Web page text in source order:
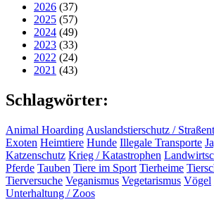
2026 (37)
2025 (57)
2024 (49)
2023 (33)
2022 (24)
2021 (43)
Schlagwörter:
Animal Hoarding Auslandstierschutz /
Exoten Heimtiere Hunde Illegale Transporte
Katzenschutz Krieg / Katastrophen
Pferde Tauben Tiere im Sport Tierheime
Tierversuche Veganismus Vegetarismus Vögel
Unterhaltung / Zoos